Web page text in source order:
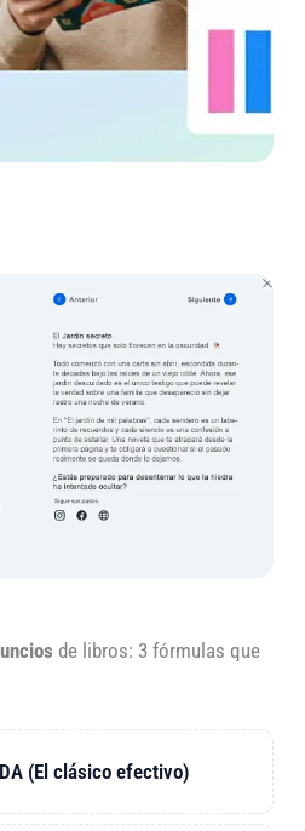
de libros: 3 fórmulas que
(El clásico efectivo)